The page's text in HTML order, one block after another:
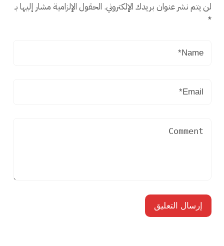
لن يتم نشر عنوان بريدك الإلكتروني. الحقول الإلزامية مشار إليها بـ
*